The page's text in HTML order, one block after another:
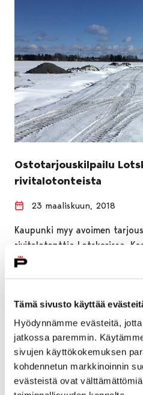
Tämä sivusto käyttää
Hyödynnämme evästeitä,
jatkossa paremmin.
sivujen käyttökokemuksen
kohdennetun markkinoinnin
evästeistä ovat
Ostotarjouskilpailu
rivitalotonteista
23 maaliskuun, 2018
Kaupunki myy avoimen
rivitalotonttia Lotskerissa,